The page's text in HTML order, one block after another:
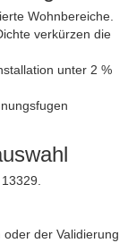
Wohnbereiche.
verkürzen die
unter 2 %
der Validierung